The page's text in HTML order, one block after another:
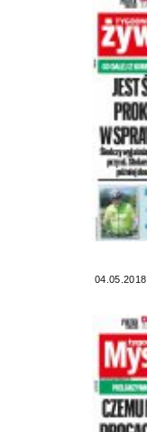
04.05.2018